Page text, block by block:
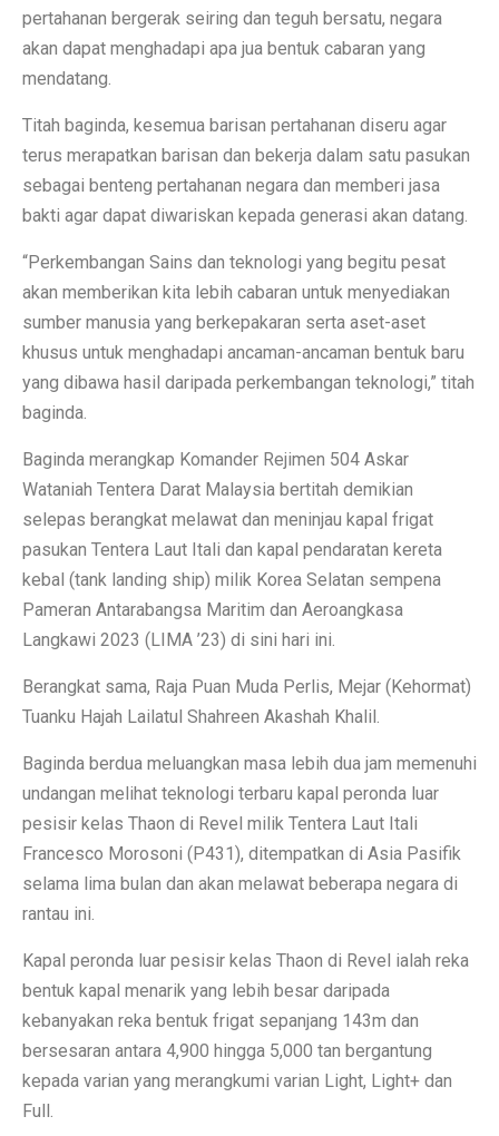
pertahanan bergerak seiring dan teguh bersatu, negara
akan dapat menghadapi apa jua bentuk cabaran yang
mendatang.
Titah baginda, kesemua barisan pertahanan diseru agar
terus merapatkan barisan dan bekerja dalam satu pasukan
sebagai benteng pertahanan negara dan memberi jasa
bakti agar dapat diwariskan kepada generasi akan datang.
“Perkembangan Sains dan teknologi yang begitu pesat
akan memberikan kita lebih cabaran untuk menyediakan
sumber manusia yang berkepakaran serta aset-aset
khusus untuk menghadapi ancaman-ancaman bentuk baru
yang dibawa hasil daripada perkembangan teknologi,” titah
baginda.
Baginda merangkap Komander Rejimen 504 Askar
Wataniah Tentera Darat Malaysia bertitah demikian
selepas berangkat melawat dan meninjau kapal frigat
pasukan Tentera Laut Itali dan kapal pendaratan kereta
kebal (tank landing ship) milik Korea Selatan sempena
Pameran Antarabangsa Maritim dan Aeroangkasa
Langkawi 2023 (LIMA ’23) di sini hari ini.
Berangkat sama, Raja Puan Muda Perlis, Mejar (Kehormat)
Tuanku Hajah Lailatul Shahreen Akashah Khalil.
Baginda berdua meluangkan masa lebih dua jam memenuhi
undangan melihat teknologi terbaru kapal peronda luar
pesisir kelas Thaon di Revel milik Tentera Laut Itali
Francesco Morosoni (P431), ditempatkan di Asia Pasifik
selama lima bulan dan akan melawat beberapa negara di
rantau ini.
Kapal peronda luar pesisir kelas Thaon di Revel ialah reka
bentuk kapal menarik yang lebih besar daripada
kebanyakan reka bentuk frigat sepanjang 143m dan
bersesaran antara 4,900 hingga 5,000 tan bergantung
kepada varian yang merangkumi varian Light, Light+ dan
Full.